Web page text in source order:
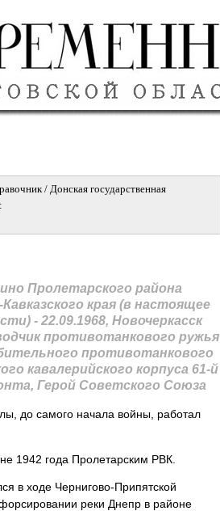
/ Донская государственная
Пpолетаpского pайона
края (в настоящее
- 22.09.1968, Новочеркасск
противотанкового ружья
противотанкового
кавалерийского корпуса 61-й
Геpой Советского Союза
до самого начала войны, работал
1942 года Пролетарским РВК.
в ходе Чернигово-Припятской
реки Днепр в районе